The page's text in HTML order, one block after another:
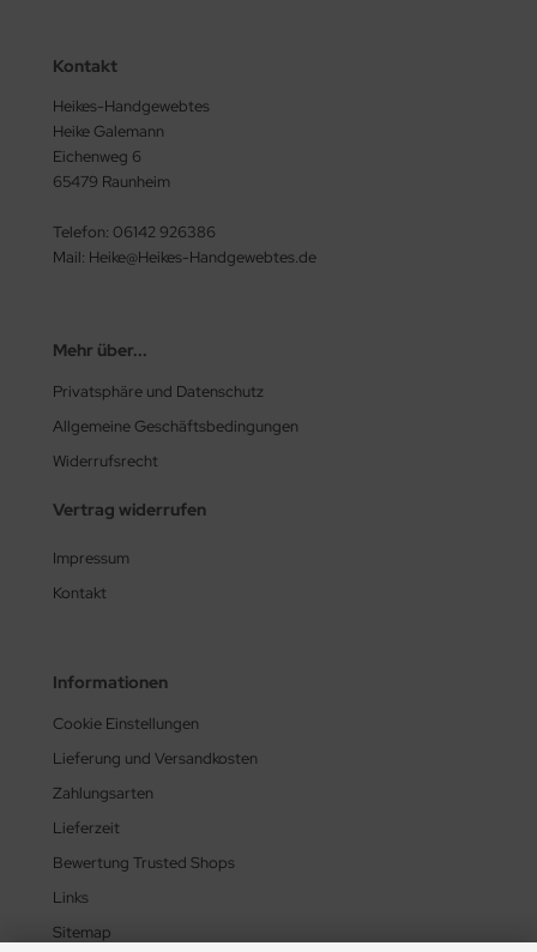
Kontakt
Heikes-Handgewebtes
Heike Galemann
Eichenweg 6
65479 Raunheim
Telefon: 06142 926386
Mail: Heike@Heikes-Handgewebtes.de
Mehr über...
Privatsphäre und Datenschutz
Allgemeine Geschäftsbedingungen
Widerrufsrecht
Vertrag widerrufen
Impressum
Kontakt
Informationen
Cookie Einstellungen
Lieferung und Versandkosten
Zahlungsarten
Lieferzeit
Bewertung Trusted Shops
Links
Sitemap